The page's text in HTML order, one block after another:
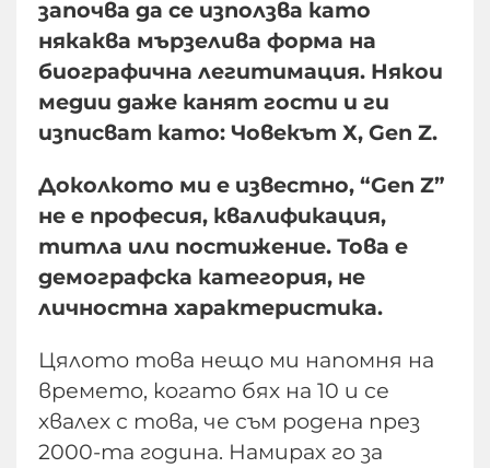
започва да се използва като
някаква мързелива форма на
биографична легитимация. Някои
медии даже канят гости и ги
изписват като: Човекът Х, Gen Z.
Доколкото ми е известно, “Gen Z”
не е професия, квалификация,
титла или постижение. Това е
демографска категория, не
личностна характеристика.
Цялото това нещо ми напомня на
времето, когато бях на 10 и се
хвалех с това, че съм родена през
2000-та година. Намирах го за